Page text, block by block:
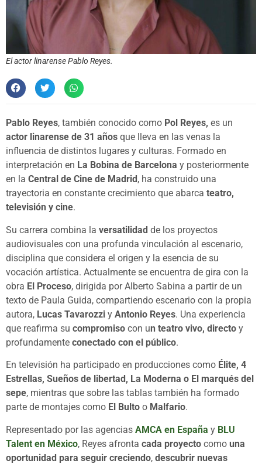
El actor linarense Pablo Reyes.
Pablo Reyes, también conocido como Pol Reyes, es un
actor linarense de 31 años que lleva en las venas la
influencia de distintos lugares y culturas. Formado en
interpretación en La Bobina de Barcelona y posteriormente
en la Central de Cine de Madrid , ha construido una
trayectoria en constante crecimiento que abarca teatro,
televisión y cine.
Su carrera combina la versatilidad de los proyectos
audiovisuales con una profunda vinculación al escenario,
disciplina que considera el origen y la esencia de su
vocación artística. Actualmente se encuentra de gira con la
obra El Proceso, dirigida por Alberto Sabina a partir de un
texto de Paula Guida, compartiendo escenario con la propia
autora, Lucas Tavarozzi y Antonio Reyes. Una experiencia
que reafirma su compromiso con un teatro vivo, directo y
profundamente conectado con el público.
En televisión ha participado en producciones como Élite, 4
Estrellas, Sueños de libertad, La Moderna o El marqués del
sepe, mientras que sobre las tablas también ha formado
parte de montajes como El Bulto o Malfario.
Representado por las agencias AMCA en España y BLU
Talent en México, Reyes afronta cada proyecto como una
oportunidad para seguir creciendo, descubrir nuevas